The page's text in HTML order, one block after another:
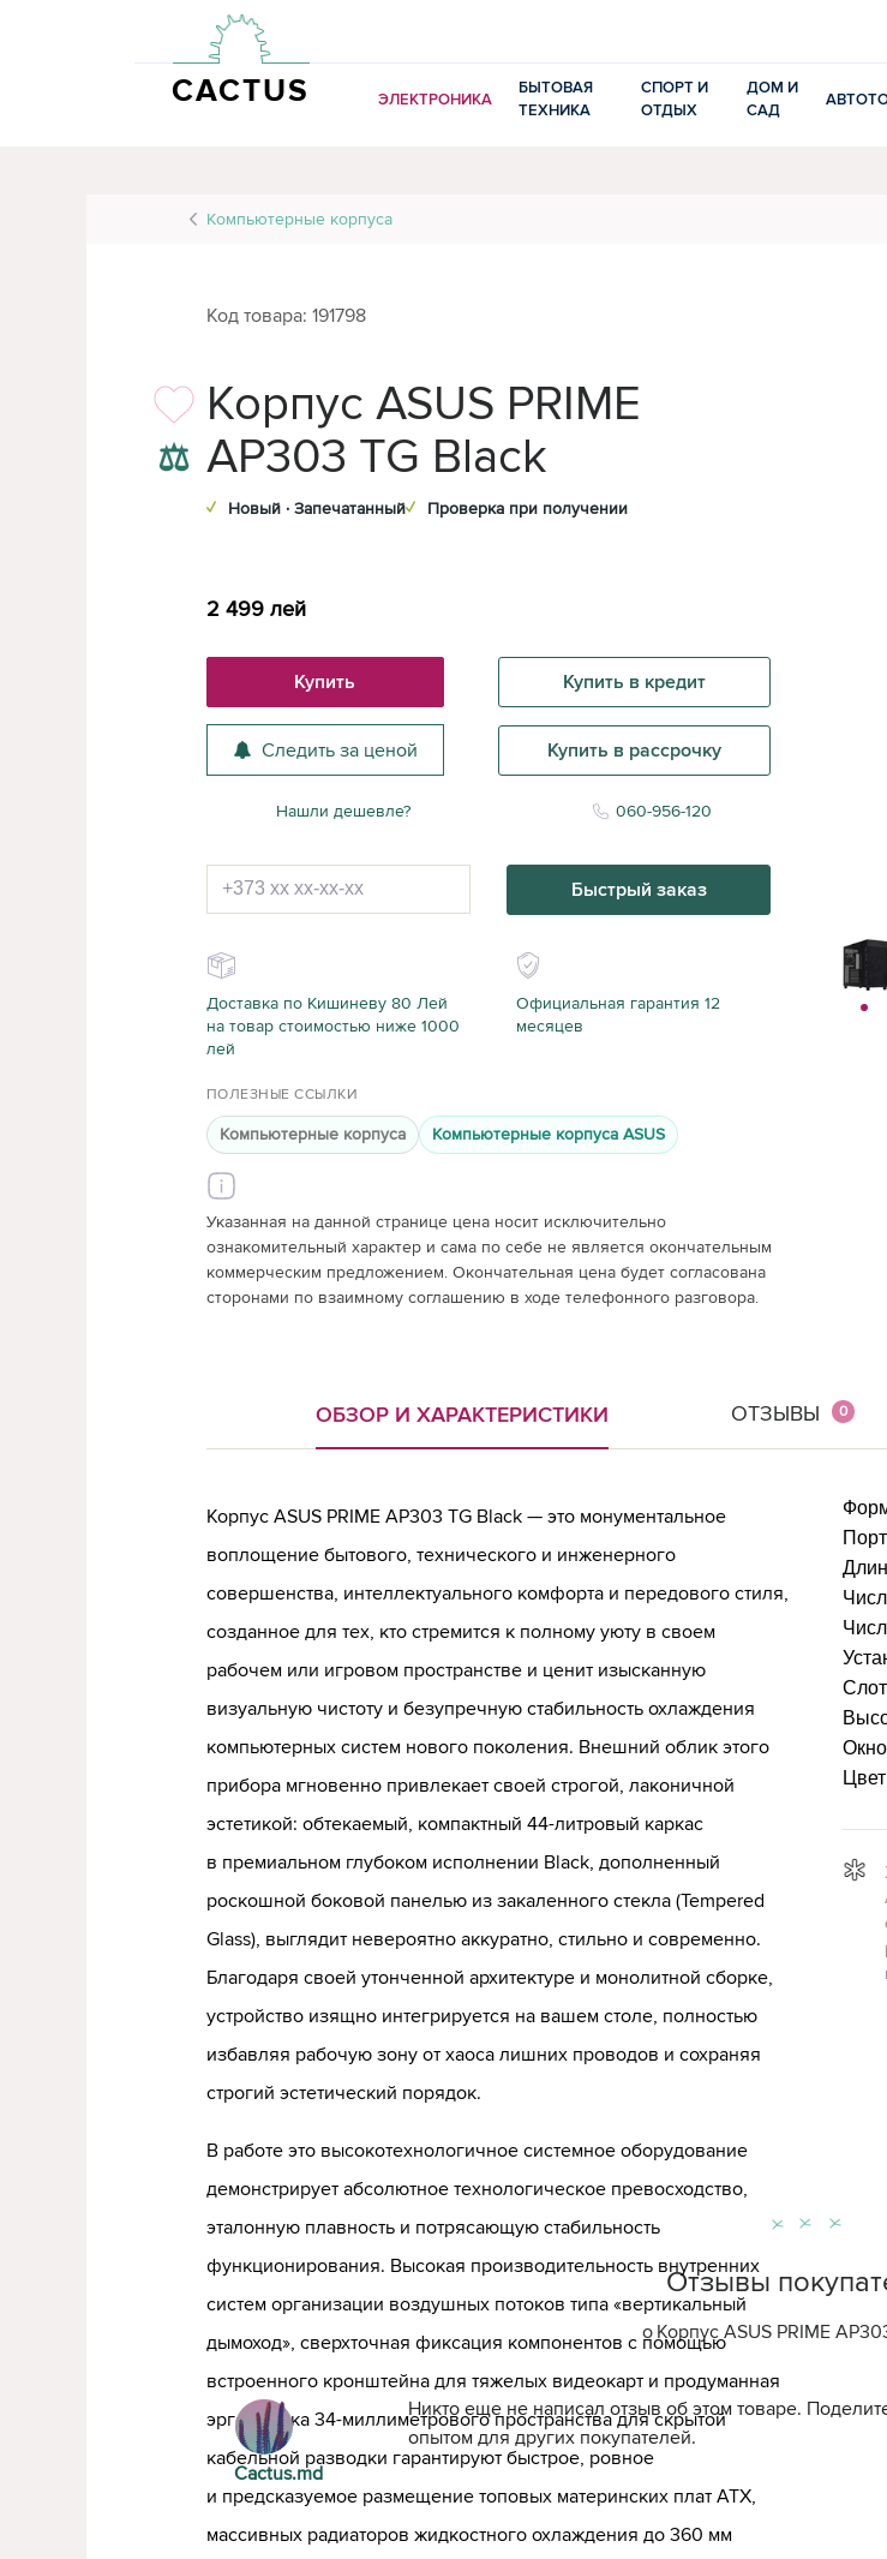
CACTUS ЭЛЕКТРОНИКА
БЫТОВАЯ
ТЕХНИКА
СПОРТ И
ОТДЫХ
ДОМ И
САД
Компьютерные корпуса
Код товара: 191798
⚖
Корпус ASUS PRIME
AP303 TG Black
✓ Новый · Запечатанный✓ Проверка при получении
2 499 лей
Купить
Следить за ценой
Купить в кредит
Купить в рассрочку
Нашли дешевле? 060-956-120
Быстрый заказ
Доставка по Кишиневу 80 Лей
на товар стоимостью ниже 1000
лей
Официальная гарантия 12
месяцев
ПОЛЕЗНЫЕ ССЫЛКИ
Компьютерные корпуса Компьютерные корпуса ASUS
Указанная на данной странице цена носит исключительно
ознакомительный характер и сама по себе не является окончательным
коммерческим предложением. Окончательная цена будет согласована
сторонами по взаимному соглашению в ходе телефонного разговора.
ОБЗОР И ХАРАКТЕРИСТИКИ ОТЗЫВЫ 0
Корпус ASUS PRIME AP303 TG Black — это монументальное
воплощение бытового, технического и инженерного
совершенства, интеллектуального комфорта и передового стиля,
созданное для тех, кто стремится к полному уюту в своем
рабочем или игровом пространстве и ценит изысканную
визуальную чистоту и безупречную стабильность охлаждения
компьютерных систем нового поколения. Внешний облик этого
прибора мгновенно привлекает своей строгой, лаконичной
эстетикой: обтекаемый, компактный 44-литровый каркас
в премиальном глубоком исполнении Black, дополненный
роскошной боковой панелью из закаленного стекла (Tempered
Glass), выглядит невероятно аккуратно, стильно и современно.
Благодаря своей утонченной архитектуре и монолитной сборке,
устройство изящно интегрируется на вашем столе, полностью
избавляя рабочую зону от хаоса лишних проводов и сохраняя
строгий эстетический порядок.
В работе это высокотехнологичное системное оборудование
демонстрирует абсолютное технологическое превосходство,
эталонную плавность и потрясающую стабильность
функционирования. Высокая производительность внутренних
систем организации воздушных потоков типа «вертикальный
дымоход», сверхточная фиксация компонентов с помощью
встроенного кронштейна для тяжелых видеокарт и продуманная
эргономика 34-миллиметрового пространства для скрытой
кабельной разводки гарантируют быстрое, ровное
и предсказуемое размещение топовых материнских плат ATX,
массивных радиаторов жидкостного охлаждения до 360 мм
Отзывы
о Корпус ASUS PRIME
Cactus.md
Никто еще не написал отзыв об этом товаре.
опытом для других покупателей.